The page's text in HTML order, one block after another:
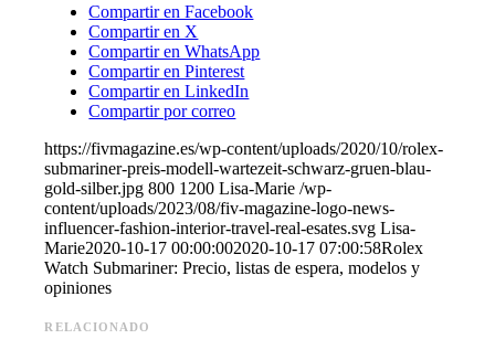
Compartir en Facebook
Compartir en X
Compartir en WhatsApp
Compartir en Pinterest
Compartir en LinkedIn
Compartir por correo
https://fivmagazine.es/wp-content/uploads/2020/10/rolex-
submariner-preis-modell-wartezeit-schwarz-gruen-blau-
gold-silber.jpg 800 1200 Lisa-Marie /wp-
content/uploads/2023/08/fiv-magazine-logo-news-
influencer-fashion-interior-travel-real-esates.svg Lisa-
Marie2020-10-17 00:00:002020-10-17 07:00:58Rolex
Watch Submariner: Precio, listas de espera, modelos y
opiniones
RELACIONADO